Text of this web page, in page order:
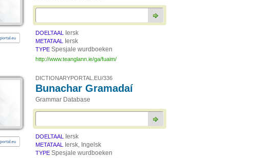
DOELTAAL Iersk
METATAAL Iersk
TYPE Spesjale wurdboeken
http://www.teanglann.ie/ga/fuaim/
DICTIONARYPORTAL.EU/336
Bunachar Gramadaí
Grammar Database
DOELTAAL Iersk
METATAAL Iersk, Ingelsk
TYPE Spesjale wurdboeken